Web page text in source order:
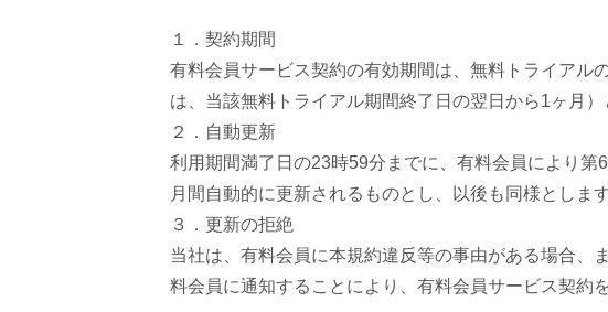
１．契約期間
有料会員サービス契約の有効期間は、無料トライアル
は、当該無料トライアル期間終了日の翌日から1ヶ月）
２．自動更新
利用期間満了日の23時59分までに、有料会員により
月間自動的に更新されるものとし、以後も同様とします
３．更新の拒絶
当社は、有料会員に本規約違反等の事由がある場合、
料会員に通知することにより、有料会員サービス契約